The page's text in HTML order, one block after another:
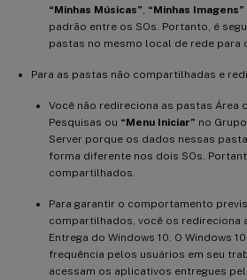
“Minhas Músicas” “Minhas Imagens”
padrão entre os SOs. Portanto, é
pastas no mesmo local de rede para
Para as pastas não compartilhadas e
Você não redireciona as pastas Área
Pesquisas ou “Menu Iniciar” no
Server porque os dados nessas
forma diferente nos dois SOs.
compartilhados.
Para garantir o comportamento
compartilhados, você os redireciona
Entrega do Windows 10. O Windows
frequência pelos usuários em seu
acessam os aplicativos entregues